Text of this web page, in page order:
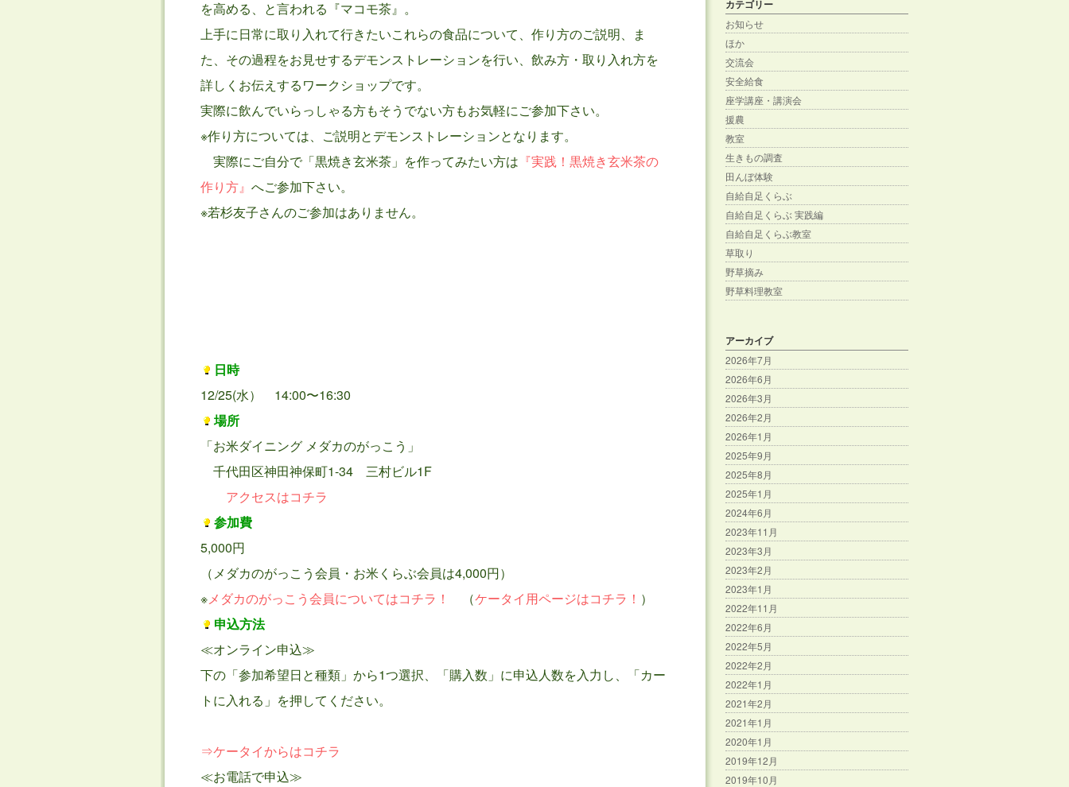
を高める、と言われる『マコモ茶』。
上手に日常に取り入れて行きたいこれらの食品について、作り方のご説明、ま
た、その過程をお見せするデモンストレーションを行い、飲み方・取り入れ方を
詳しくお伝えするワークショップです。
実際に飲んでいらっしゃる方もそうでない方もお気軽にご参加下さい。
※作り方については、ご説明とデモンストレーションとなります。
実際にご自分で「黒焼き玄米茶」を作ってみたい方は 『実践！黒焼き玄米茶の
作り方』 へご参加下さい。
※若杉友子さんのご参加はありません。
日時
12/25(水） 14:00〜16:30
場所
「お米ダイニング メダカのがっこう」
千代田区神田神保町1-34 三村ビル1F
アクセスはコチラ
参加費
5,000円
（メダカのがっこう会員・お米くらぶ会員は4,000円）
※メダカのがっこう会員についてはコチラ！ （ケータイ用ページはコチラ！ ）
申込方法
≪オンライン申込≫
下の「参加希望日と種類」から1つ選択、「購入数」に申込人数を入力し、「カー
トに入れる」を押してください。
⇒ケータイからはコチラ
≪お電話で申込≫
カテゴリー
お知らせ
ほか
交流会
安全給食
座学講座・講演会
援農
教室
生きもの調査
田んぼ体験
自給自足くらぶ
自給自足くらぶ 実践編
自給自足くらぶ教室
草取り
野草摘み
野草料理教室
アーカイブ
2026年7月
2026年6月
2026年3月
2026年2月
2026年1月
2025年9月
2025年8月
2025年1月
2024年6月
2023年11月
2023年3月
2023年2月
2023年1月
2022年11月
2022年6月
2022年5月
2022年2月
2022年1月
2021年2月
2021年1月
2020年1月
2019年12月
2019年10月